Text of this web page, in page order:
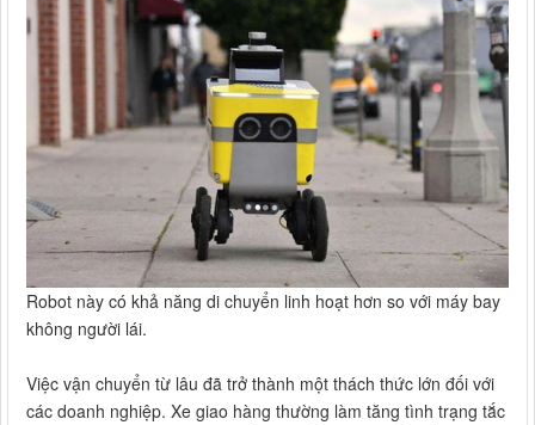
Robot này có khả năng di chuyển linh hoạt hơn so với máy bay
không người lái.
Việc vận chuyển từ lâu đã trở thành một thách thức lớn đối với
các doanh nghiệp. Xe giao hàng thường làm tăng tình trạng tắc